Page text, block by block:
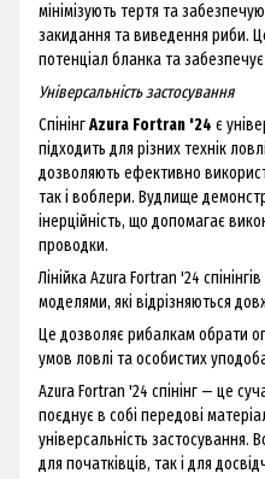
мінімізують тертя та
закидання та виведення риби.
потенціал бланка та забезпечує
Універсальність застосування
СпінінгAzura Fortran '24 є
підходить для різних технік
дозволяють ефективно
так і воблери. Вудлище
інерційність, що допомагає
проводки.
Лінійка Azura Fortran '24
моделями, які відрізняються
Це дозволяє рибалкам обрати
умов ловлі та особистих
Azura Fortran '24 спінінг — це
поєднує в собі передові
універсальність застосування.
для початківців, так і для